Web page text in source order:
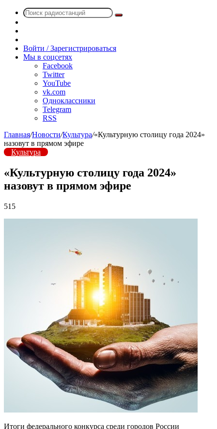
Поиск
радио
Войти / Зарегистрироваться
Мы в соцсетях
Facebook
Twitter
YouTube
vk.com
Одноклассники
Telegram
RSS
Главная/Новости/Культура/«Культурную столицу года 2024»
назовут в прямом эфире
Культура
«Культурную столицу года 2024»
назовут в прямом эфире
515
Итоги федерального конкурса среди городов России